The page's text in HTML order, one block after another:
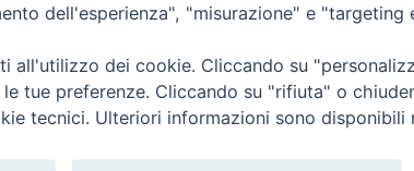
Contatti principali
Tel.0438 9481| fax0438 948214
EMAIL GENERALE
dell'esperienza", "misurazione" e
all'utilizzo dei cookie. Cliccando su
tue preferenze. Cliccando su "rifiuta" o
tecnici. Ulteriori informazioni sono disponibili